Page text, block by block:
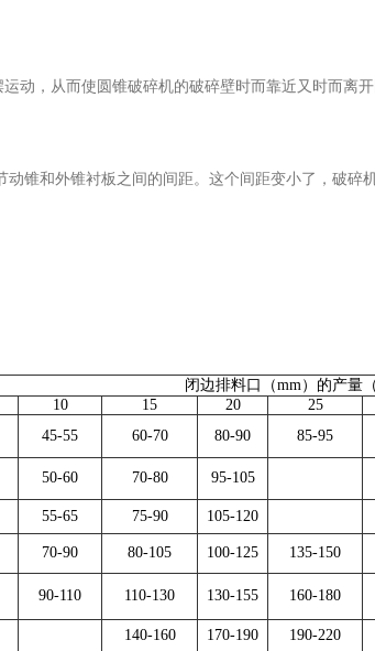
动，从而使圆锥破碎机的破碎壁时而靠近又时而离
锥和外锥衬板之间的间距。这个间距变小了，破碎
闭边排料口（mm）的产量
10 15 20 25
45-55 60-70 80-90 85-95
50-60 70-80 95-105
55-65 75-90 105-120
70-90 80-105 100-125 135-150
90-110 110-130 130-155 160-180
140-160 170-190 190-220